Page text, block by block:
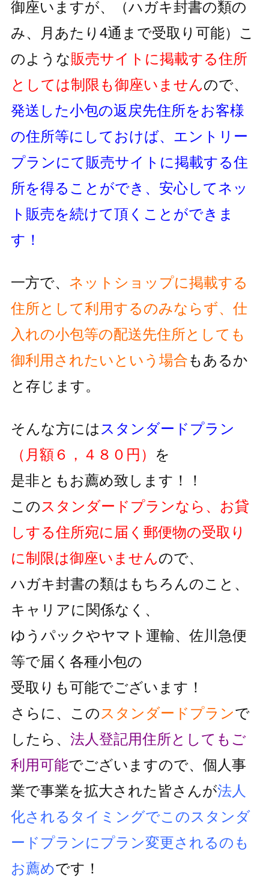
御座いますが、
（ハガキ封書の類の
み、月あたり4通まで受取り可能） こ
のような販売サイトに掲載する住所
としては制限も御座いませんので、
発送した小包の返戻先住所をお客様
の住所等にしておけば、 エントリー
プランにて販売サイトに掲載する住
所を得ることができ、 安心してネッ
ト販売を続けて頂くことができま
す！
一方で、 ネットショップに掲載する
住所として利用するのみならず、 仕
入れの小包等の配送先住所としても
御利用されたいという 場合もあるか
と存じます。
そんな方には スタンダードプラン
（月額６，４８０円） を
是非ともお薦め致します！！
この スタンダードプランなら、お貸
しする住所宛に届く郵便物の受取り
に制限は御座いませんので、
ハガキ封書の類はもちろんのこと、
キャリアに関係なく、
ゆうパックやヤマト運輸、佐川急便
等で届く各種小包の
受取りも可能でございます！
さらに、この スタンダードプランで
したら、 法人登記用住所としても ご
利用可能でございますので、個人事
業で事業を拡大された皆さんが法人
化されるタイミングでこのスタンダ
ードプランにプラン変更されるのも
お薦めです！